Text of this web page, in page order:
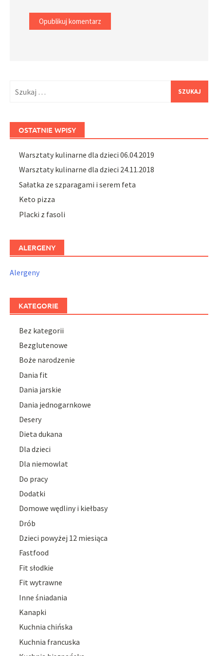
OSTATNIE WPISY
Warsztaty kulinarne dla dzieci 06.04.2019
Warsztaty kulinarne dla dzieci 24.11.2018
Sałatka ze szparagami i serem feta
Keto pizza
Placki z fasoli
ALERGENY
Alergeny
KATEGORIE
Bez kategorii
Bezglutenowe
Boże narodzenie
Dania fit
Dania jarskie
Dania jednogarnkowe
Desery
Dieta dukana
Dla dzieci
Dla niemowlat
Do pracy
Dodatki
Domowe wędliny i kiełbasy
Drób
Dzieci powyżej 12 miesiąca
Fastfood
Fit słodkie
Fit wytrawne
Inne śniadania
Kanapki
Kuchnia chińska
Kuchnia francuska